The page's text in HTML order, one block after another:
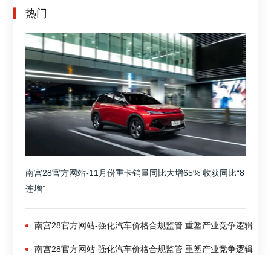
热门
南宫28官方网站-11月份重卡销量同比大增65% 收获同比“8
连增”
南宫28官方网站-强化汽车价格合规监管 重塑产业竞争逻辑
南宫28官方网站-强化汽车价格合规监管 重塑产业竞争逻辑